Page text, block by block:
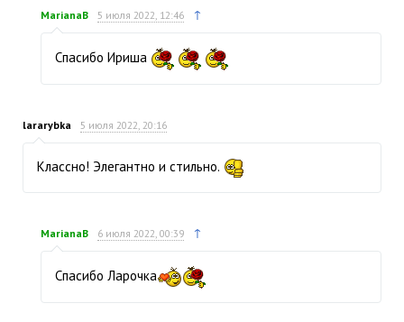
MarianaB 5 июля 2022, 12:46 ↑
Спасибо Ириша
lararybka 5 июля 2022, 20:16
Классно! Элегантно и стильно.
MarianaB 6 июля 2022, 00:39 ↑
Спасибо Ларочка